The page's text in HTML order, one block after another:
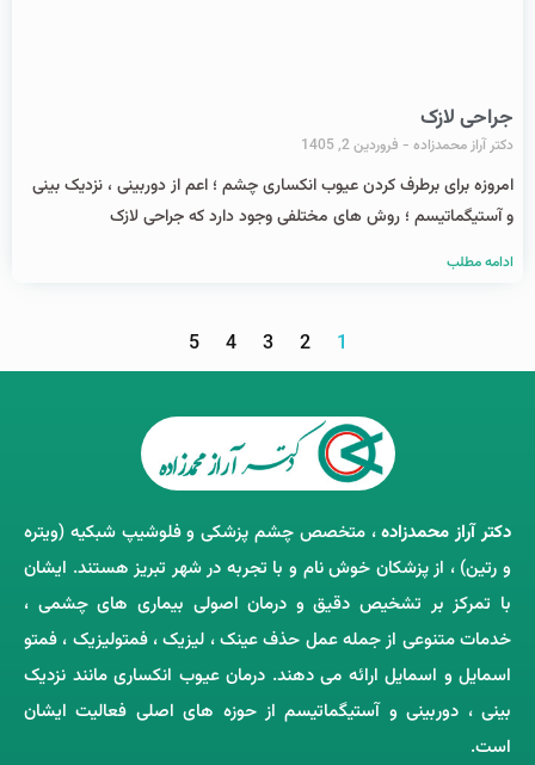
جراحی لازک
دکتر آراز محمدزاده فروردین 2, 1405
امروزه برای برطرف کردن عیوب انکساری چشم ؛ اعم از دوربینی ، نزدیک بینی
و آستیگماتیسم ؛ روش های مختلفی وجود دارد که جراحی لازک
ادامه مطلب
1
2
3
4
5
دکتر آراز محمدزاده، متخصص چشم‌ پزشکی و فلوشیپ شبکیه (ویتره
و رتین) ، از پزشکان خوش ‌نام و با تجربه در شهر تبریز هستند. ایشان
با تمرکز بر تشخیص دقیق و درمان اصولی بیماری ‌های چشمی ،
خدمات متنوعی از جمله عمل حذف عینک ، لیزیک ، فمتولیزیک ، فمتو
اسمایل و اسمایل ارائه می ‌دهند. درمان عیوب انکساری مانند نزدیک
‌بینی ، دوربینی و آستیگماتیسم از حوزه‌ های اصلی فعالیت ایشان
است.